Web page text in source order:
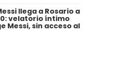
llega a Rosario a
velatorio íntimo
Messi, sin acceso al